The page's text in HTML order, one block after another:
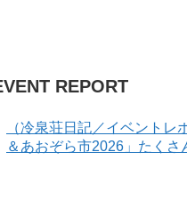
REPORT
（冷泉荘日記／イベントレ
＆あおぞら市2026」たく